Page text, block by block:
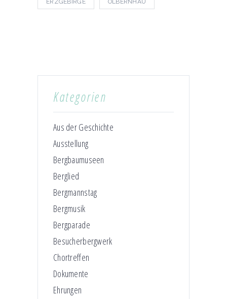
ERZGEBIRGE OLBERNHAU
Kategorien
Aus der Geschichte
Ausstellung
Bergbaumuseen
Berglied
Bergmannstag
Bergmusik
Bergparade
Besucherbergwerk
Chortreffen
Dokumente
Ehrungen